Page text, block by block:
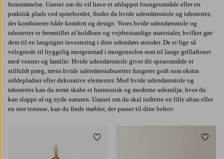
fornemmelse. Uanset om du vil have et afslappet loungeområde eller en
praktisk plads ved spisebordet, finder du hvide udendørsstole og taburetter,
der kombinerer både komfort og design. Vores hvide udendørsstole og
taburetter er fremstillet af holdbare og vejrbestandige materialer, hvilket gør
dem til en langsigtet investering i dine udendørs stunder. De er lige så
velegnede til hyggelig morgenmad i morgensolen som til lange grillaftener
med venner og familie. Hvide udendørsstole giver dit spiseområde et
stilfuldt præg, mens hvide udendørstaburetter fungerer godt som ekstra
siddepladser eller dekorative elementer. Med hvide udendørsstole og
taburetter kan du nemt skabe et harmonisk og moderne udemiljø, hvor du
kan slappe af og nyde naturen. Uanset om du skal indrette en lille altan eller
en stor terrasse, kan du finde møbler, der passer til dine behov.
Tilføj til favoritter Tilføj